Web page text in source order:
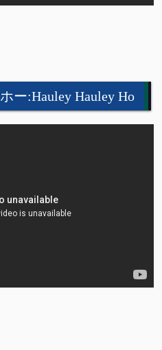
ー:Hauley Hauley Ho